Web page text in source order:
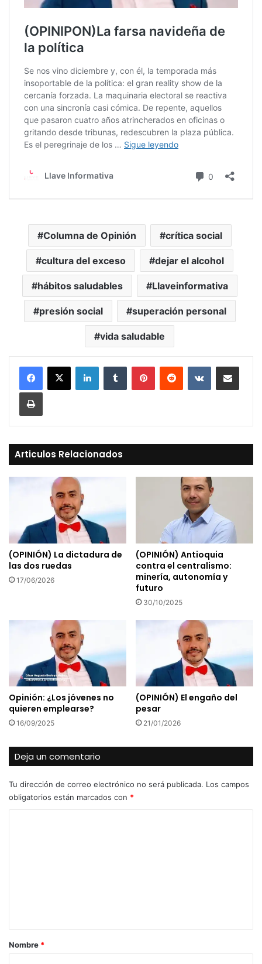
Columna de Opinión crítica social
cultura del exceso dejar el alcohol
hábitos saludables Llaveinformativa
presión social superación personal
vida saludable
LinkedInTumblr PinterestReddit VKontakteCompartir vía Mail
Print
Articulos Relacionados
(OPINIÓN) La dictadura de
las dos ruedas
17/06/2026
(OPINIÓN) Antioquia
contra el centralismo:
minería, autonomía y
futuro
30/10/2025
Opinión: ¿Los jóvenes no
quieren emplearse?
16/09/2025
(OPINIÓN) El engaño del
pesar
21/01/2026
Deja un comentario
Tu dirección de correo electrónico no será publicada. Los campos
obligatorios están marcados con *
rNombre *